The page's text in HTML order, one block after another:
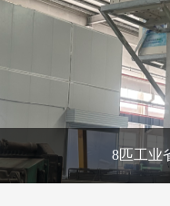
8匹工业